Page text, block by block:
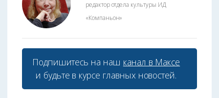
редактор отдела культуры ИД
«Компаньон»
Подпишитесь на наш канал в Максе
и будьте в курсе главных новостей.